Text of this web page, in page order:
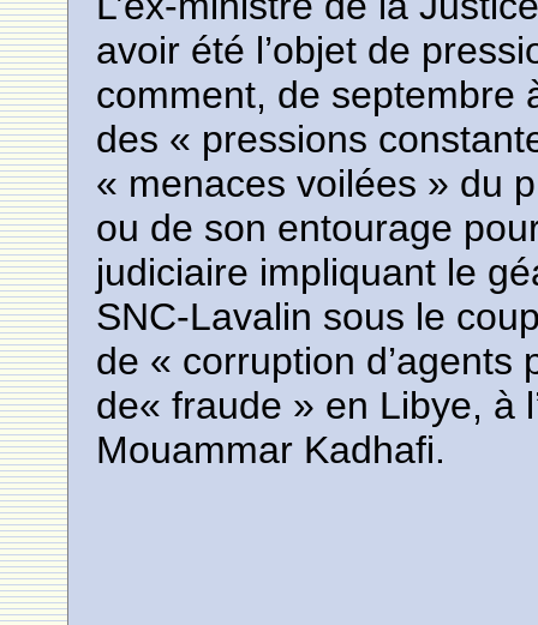
avoir été l’objet de
comment, de septembre
des « pressions
« menaces voilées » du
ou de son entourage
judiciaire impliquant le
SNC-Lavalin sous le
de « corruption d’agents
de« fraude » en Libye, à
Mouammar Kadhafi.